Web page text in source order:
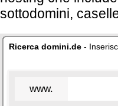
sottodomini,
Ricerca domini.de -
www.